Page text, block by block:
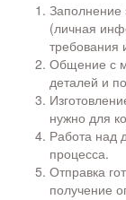
Заполнение
(личная
требования
Общение с
деталей и
нужно для
Работа над
процесса.
Отправка
получение